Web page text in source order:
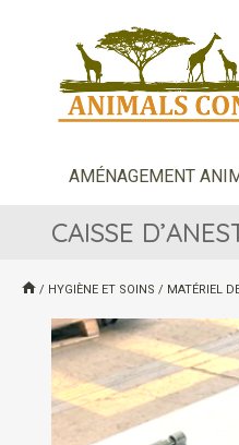
AMÉNAGEMENT
CAISSE
/ HYGIÈNE ET SOINS / MATÉRIEL